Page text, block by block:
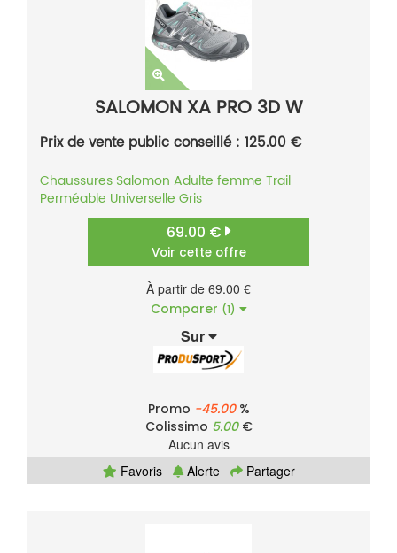
SALOMON XA PRO 3D W
Prix de vente public conseillé : 125.00 €
Chaussures Salomon Adulte femme Trail
Perméable Universelle Gris
69.00 €
Voir cette offre
À partir de 69.00 €
Comparer (1)
Sur
Promo -45.00%
Colissimo 5.00€
Aucun avis
Favoris
Alerte Partager